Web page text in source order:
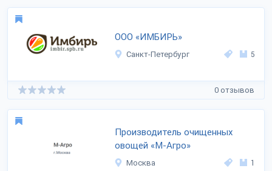
ООО «ИМБИРЬ»
Санкт-Петербург 5
0 отзывов
Производитель очищенных
овощей «М-Агро»
Москва 1